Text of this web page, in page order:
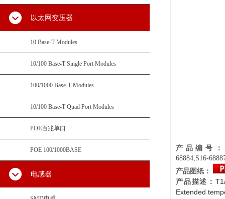
产品编号
68884,S16-
产品图纸：
产品描述：
Extended
以太网变压器
10 Base-T Modules
10/100 Base-T Single Port Modules
100/1000 Base-T Modules
10/100 Base-T Quad Port Modules
POE百兆单口
POE 100/1000BASE
电感器